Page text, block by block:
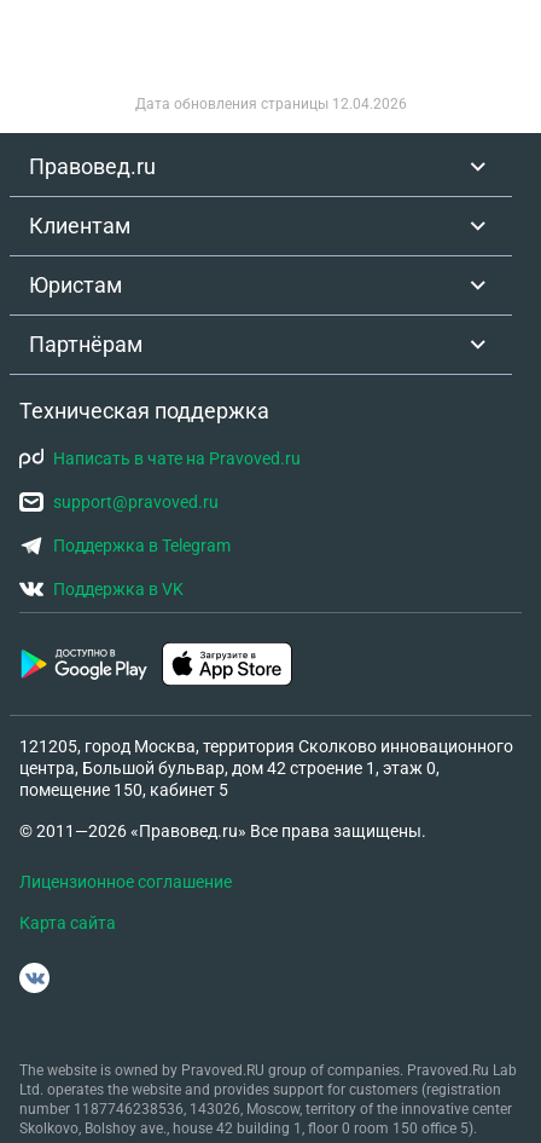
Дата обновления страницы 12.04.2026
Правовед.ru
Клиентам
Юристам
Партнёрам
Техническая поддержка
Написать в чате на Pravoved.ru
support@pravoved.ru
Поддержка в Telegram
Поддержка в VK
121205, город Москва, территория Сколково инновационного
центра, Большой бульвар, дом 42 строение 1, этаж 0,
помещение 150, кабинет 5
© 2011—2026 «Правовед.ru» Все права защищены.
Лицензионное соглашение
Карта сайта
The website is owned by Pravoved.RU group of companies. Pravoved.Ru Lab
Ltd. operates the website and provides support for customers (registration
number 1187746238536, 143026, Moscow, territory of the innovative center
Skolkovo, Bolshoy ave., house 42 building 1, floor 0 room 150 office 5).